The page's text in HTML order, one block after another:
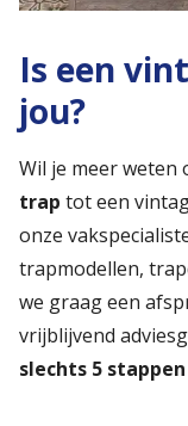
Is een
jou?
Wil je meer weten
trap tot een
onze
trapmodellen,
we graag een
vrijblijvend
slechts 5 stappen